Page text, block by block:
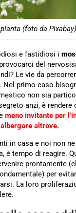
(foto da
e fastidiosi i
del
Le vie da
Nel primo caso
non sia
anzi, è
meno invitante per
altrove.
in casa e noi non
è tempo di reagire.
prontamente
per
La loro